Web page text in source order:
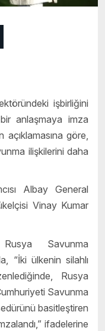
işbirliğini
anlaşmaya imza
açıklamasına göre,
ilişkilerini daha
Albay General
Vinay Kumar
Savunma
“İki ülkenin silahlı
Rusya
Savunma
basitleştiren
ifadelerine